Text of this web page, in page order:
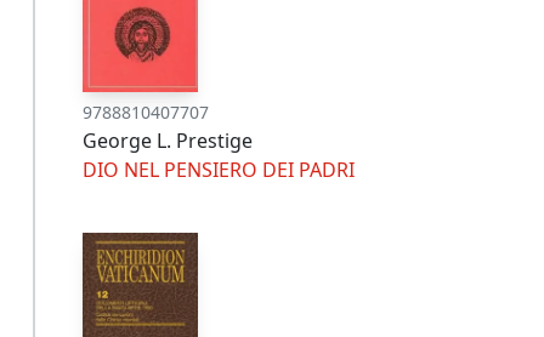
9788810407707
George L. Prestige
DIO NEL PENSIERO DEI PADRI